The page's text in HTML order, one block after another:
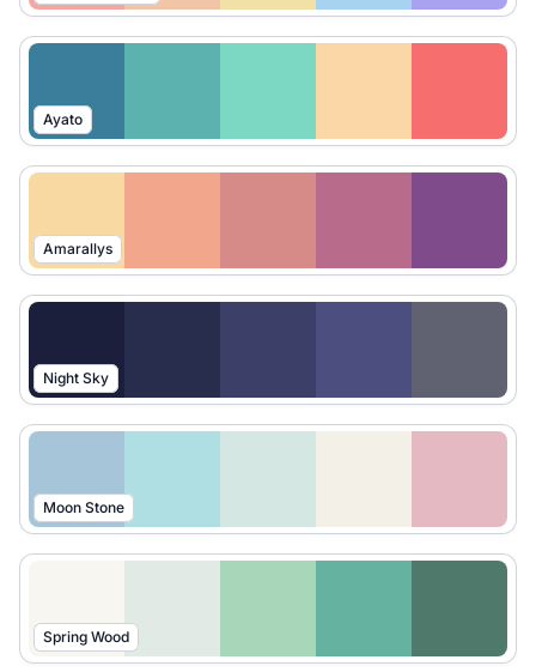
Ayato
Amarallys
Night Sky
Moon Stone
Spring Wood